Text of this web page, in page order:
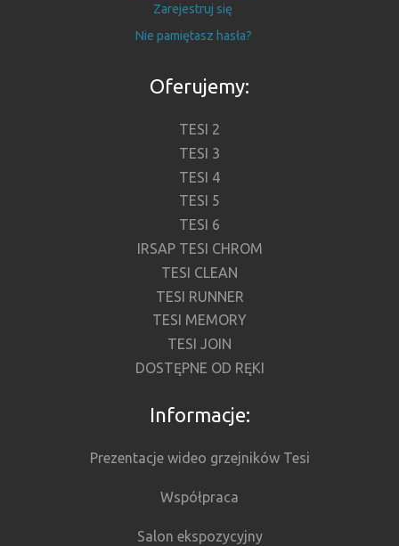
Zarejestruj się
Nie pamiętasz hasła?
Oferujemy:
TESI 2
TESI 3
TESI 4
TESI 5
TESI 6
IRSAP TESI CHROM
TESI CLEAN
TESI RUNNER
TESI MEMORY
TESI JOIN
DOSTĘPNE OD RĘKI
Informacje:
Prezentacje wideo grzejników Tesi
Współpraca
Salon ekspozycyjny